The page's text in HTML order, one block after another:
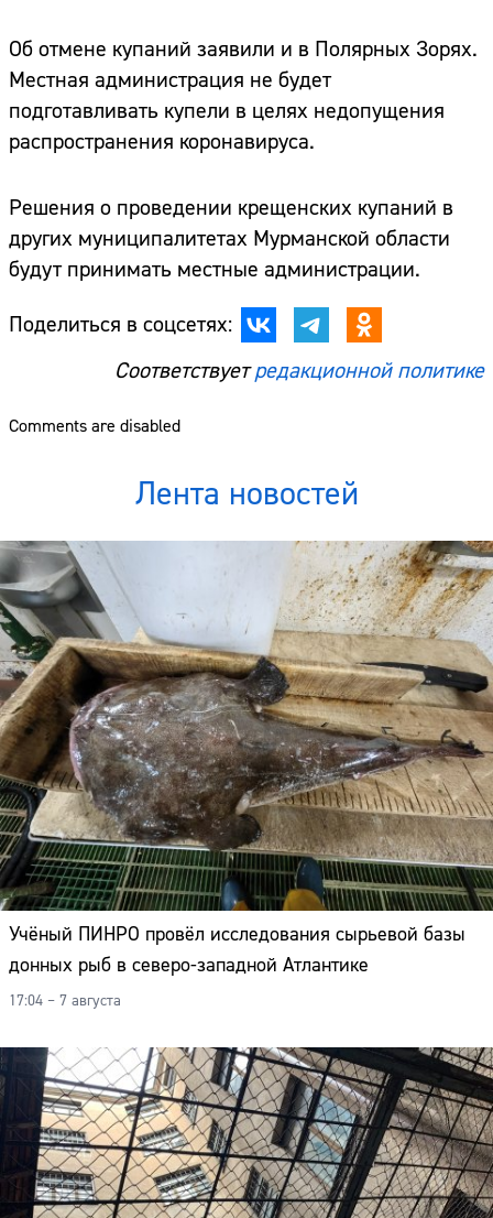
Об отмене купаний заявили и в Полярных Зорях.
Местная администрация не будет
подготавливать купели в целях недопущения
распространения коронавируса.
Решения о проведении крещенских купаний в
других муниципалитетах Мурманской области
будут принимать местные администрации.
Поделиться в соцсетях:
Соответствуетредакционной политике
Comments are disabled
Лента новостей
Учёный ПИНРО провёл исследования сырьевой базы
донных рыб в северо-западной Атлантике
17:04 – 7 августа